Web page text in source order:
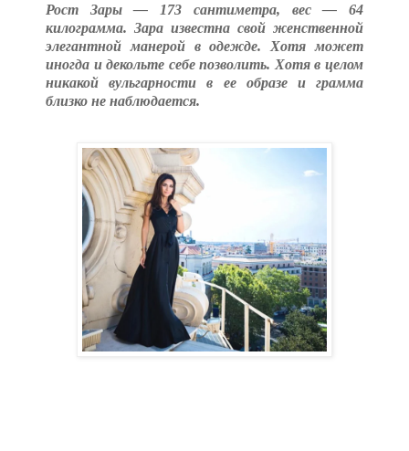
Рост Зары — 173 сантиметра, вес — 64
килограмма. Зара известна свой женственной
элегантной манерой в одежде. Хотя может
иногда и декольте себе позволить. Хотя в целом
никакой вульгарности в ее образе и грамма
близко не наблюдается.